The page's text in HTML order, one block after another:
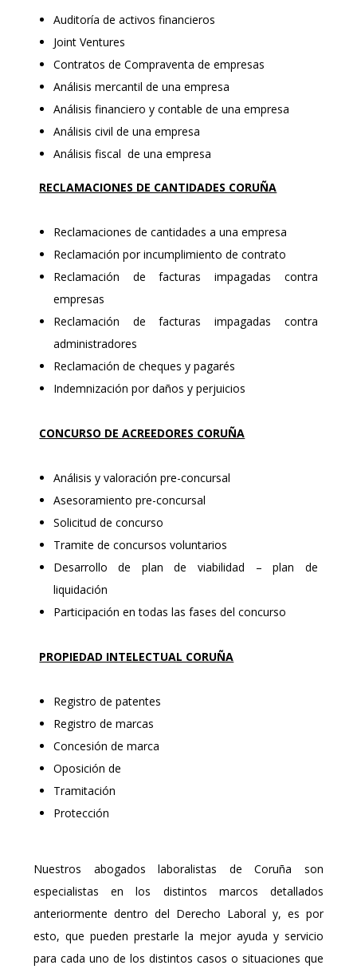
Auditoría de activos financieros
Joint Ventures
Contratos de Compraventa de empresas
Análisis mercantil de una empresa
Análisis financiero y contable de una empresa
Análisis civil de una empresa
Análisis fiscal de una empresa
RECLAMACIONES DE CANTIDADES CORUÑA
Reclamaciones de cantidades a una empresa
Reclamación por incumplimiento de contrato
Reclamación de facturas impagadas contra
empresas
Reclamación de facturas impagadas contra
administradores
Reclamación de cheques y pagarés
Indemnización por daños y perjuicios
CONCURSO DE ACREEDORES CORUÑA
Análisis y valoración pre-concursal
Asesoramiento pre-concursal
Solicitud de concurso
Tramite de concursos voluntarios
Desarrollo de plan de viabilidad – plan de
liquidación
Participación en todas las fases del concurso
PROPIEDAD INTELECTUAL CORUÑA
Registro de patentes
Registro de marcas
Concesión de marca
Oposición de
Tramitación
Protección
Nuestros abogados laboralistas de Coruña son
especialistas en los distintos marcos detallados
anteriormente dentro del Derecho Laboral y, es por
esto, que pueden prestarle la mejor ayuda y servicio
para cada uno de los distintos casos o situaciones que